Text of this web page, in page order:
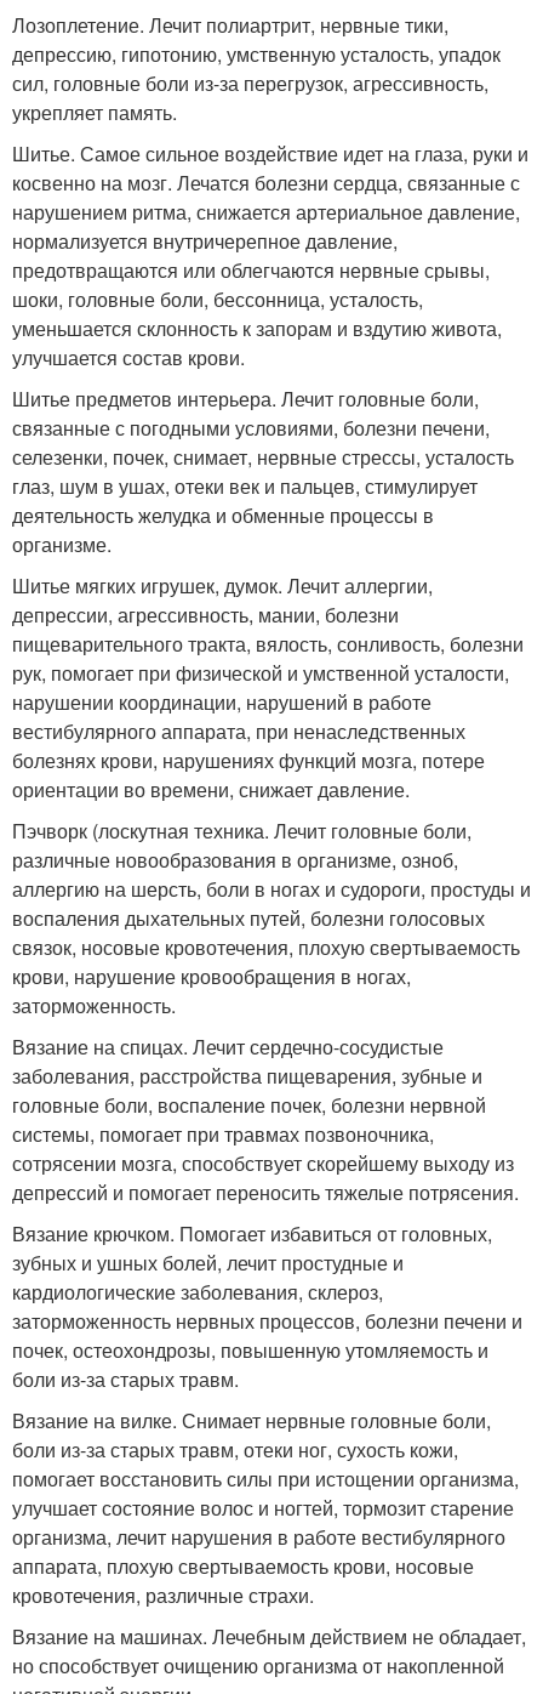
Лозоплетение. Лечит полиартрит, нервные тики,
депрессию, гипотонию, умственную усталость, упадок
сил, головные боли из-за перегрузок, агрессивность,
укрепляет память.
Шитье. Самое сильное воздействие идет на глаза, руки и
косвенно на мозг. Лечатся болезни сердца, связанные с
нарушением ритма, снижается артериальное давление,
нормализуется внутричерепное давление,
предотвращаются или облегчаются нервные срывы,
шоки, головные боли, бессонница, усталость,
уменьшается склонность к запорам и вздутию живота,
улучшается состав крови.
Шитье предметов интерьера. Лечит головные боли,
связанные с погодными условиями, болезни печени,
селезенки, почек, снимает, нервные стрессы, усталость
глаз, шум в ушах, отеки век и пальцев, стимулирует
деятельность желудка и обменные процессы в
организме.
Шитье мягких игрушек, думок. Лечит аллергии,
депрессии, агрессивность, мании, болезни
пищеварительного тракта, вялость, сонливость, болезни
рук, помогает при физической и умственной усталости,
нарушении координации, нарушений в работе
вестибулярного аппарата, при ненаследственных
болезнях крови, нарушениях функций мозга, потере
ориентации во времени, снижает давление.
Пэчворк (лоскутная техника. Лечит головные боли,
различные новообразования в организме, озноб,
аллергию на шерсть, боли в ногах и судороги, простуды и
воспаления дыхательных путей, болезни голосовых
связок, носовые кровотечения, плохую свертываемость
крови, нарушение кровообращения в ногах,
заторможенность.
Вязание на спицах. Лечит сердечно-сосудистые
заболевания, расстройства пищеварения, зубные и
головные боли, воспаление почек, болезни нервной
системы, помогает при травмах позвоночника,
сотрясении мозга, способствует скорейшему выходу из
депрессий и помогает переносить тяжелые потрясения.
Вязание крючком. Помогает избавиться от головных,
зубных и ушных болей, лечит простудные и
кардиологические заболевания, склероз,
заторможенность нервных процессов, болезни печени и
почек, остеохондрозы, повышенную утомляемость и
боли из-за старых травм.
Вязание на вилке. Снимает нервные головные боли,
боли из-за старых травм, отеки ног, сухость кожи,
помогает восстановить силы при истощении организма,
улучшает состояние волос и ногтей, тормозит старение
организма, лечит нарушения в работе вестибулярного
аппарата, плохую свертываемость крови, носовые
кровотечения, различные страхи.
Вязание на машинах. Лечебным действием не обладает,
но способствует очищению организма от накопленной